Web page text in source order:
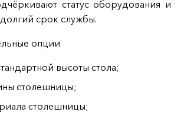
статус оборудования и
срок службы.
опции
высоты стола;
столешницы;
столешницы;